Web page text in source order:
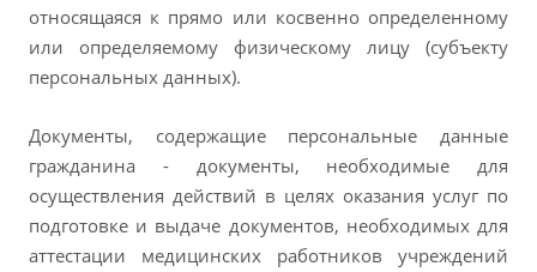
относящаяся к прямо или косвенно определенному
или определяемому физическому лицу (субъекту
персональных данных).
Документы, содержащие персональные данные
гражданина - документы, необходимые для
осуществления действий в целях оказания услуг по
подготовке и выдаче документов, необходимых для
аттестации медицинских работников учреждений